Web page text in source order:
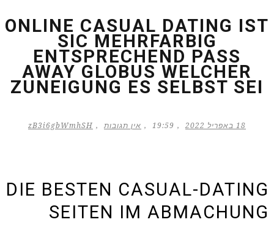
ONLINE CASUAL DATING IST
SIC MEHRFARBIG
ENTSPRECHEND PASS
AWAY GLOBUS WELCHER
ZUNEIGUNG ES SELBST SEI
18 באפריל 2022 19:59 אין תגובות zB3i6gbWmhSH
DIE BESTEN CASUAL-DATING
SEITEN IM ABMACHUNG